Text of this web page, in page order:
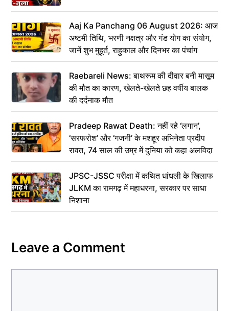
Aaj Ka Panchang 06 August 2026: आज
अष्टमी तिथि, भरणी नक्षत्र और गंड योग का संयोग,
जानें शुभ मुहूर्त, राहुकाल और दिनभर का पंचांग
Raebareli News: बाथरूम की दीवार बनी मासूम
की मौत का कारण, खेलते-खेलते छह वर्षीय बालक
की दर्दनाक मौत
Pradeep Rawat Death: नहीं रहे ‘लगान’,
‘सरफरोश’ और ‘गजनी’ के मशहूर अभिनेता प्रदीप
रावत, 74 साल की उम्र में दुनिया को कहा अलविदा
JPSC-JSSC परीक्षा में कथित धांधली के खिलाफ
JLKM का रामगढ़ में महाधरना, सरकार पर साधा
निशाना
Leave a Comment